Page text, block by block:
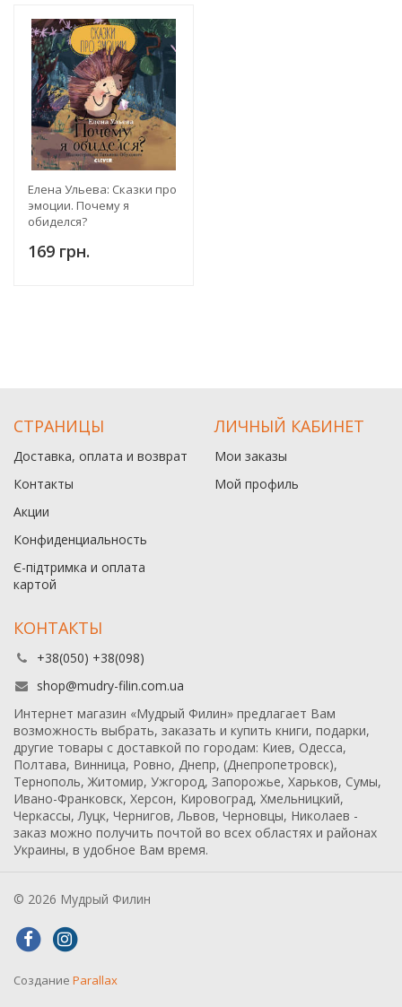
Елена Ульева: Сказки про
эмоции. Почему я
обиделся?
169 грн.
СТРАНИЦЫ
Доставка, оплата и возврат
Контакты
Акции
Конфиденциальность
Є-підтримка и оплата
картой
ЛИЧНЫЙ КАБИНЕТ
Мои заказы
Мой профиль
КОНТАКТЫ
+38(050) +38(098)
shop@mudry-filin.com.ua
Интернет магазин «Мудрый Филин» предлагает Вам
возможность выбрать, заказать и купить книги, подарки,
другие товары с доставкой по городам: Киев, Одесса,
Полтава, Винница, Ровно, Днепр, (Днепропетровск),
Тернополь, Житомир, Ужгород, Запорожье, Харьков, Сумы,
Ивано-Франковск, Херсон, Кировоград, Хмельницкий,
Черкассы, Луцк, Чернигов, Львов, Черновцы, Николаев -
заказ можно получить почтой во всех областях и районах
Украины, в удобное Вам время.
© 2026 Мудрый Филин
Создание Parallax